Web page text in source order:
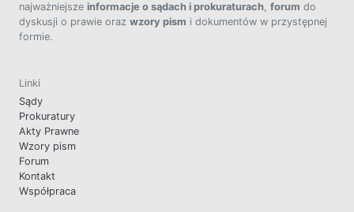
najważniejsze informacje o sądach i prokuraturach, forum do
dyskusji o prawie oraz wzory pism i dokumentów w przystępnej
formie.
Linki
Sądy
Prokuratury
Akty Prawne
Wzory pism
Forum
Kontakt
Współpraca